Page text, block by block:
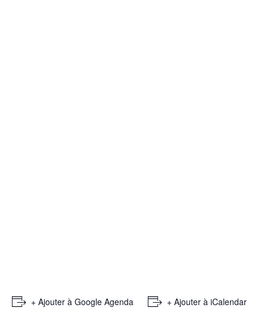
+ Ajouter à Google Agenda + Ajouter à iCalendar